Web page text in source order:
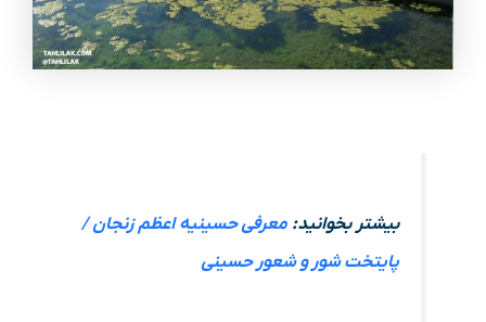
بیشتر بخوانید: معرفی حسینیه اعظم زنجان /
پایتخت شور و شعور حسینی